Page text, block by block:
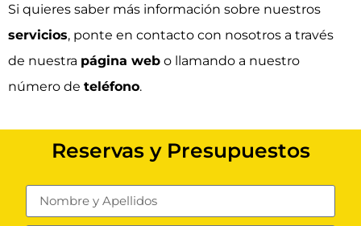
Si quieres saber más información sobre nuestros
servicios, ponte en contacto con nosotros a través
de nuestra página web o llamando a nuestro
número de teléfono.
Reservas y Presupuestos